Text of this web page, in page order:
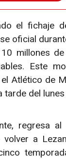
el fichaje
oficial
millones
Este
Atlético de
del
regresa
a